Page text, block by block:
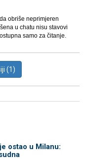
obriše neprimjeren
u chatu nisu stavovi
samo za čitanje.
(1)
ostao u Milanu: